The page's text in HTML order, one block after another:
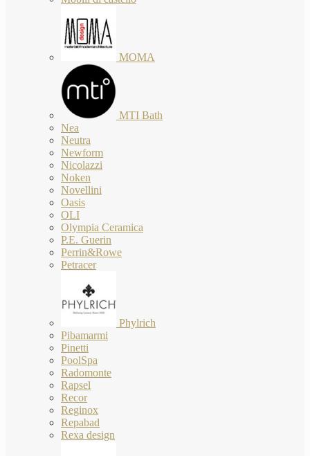
MOMA
MTI Bath
Nea
Neutra
Newform
Nicolazzi
Noken
Novellini
Oasis
OLI
Olympia Ceramica
P.E. Guerin
Perrin&Rowe
Petracer
Phylrich
Pibamarmi
Pinetti
PoolSpa
Radomonte
Rapsel
Recor
Reginox
Repabad
Rexa design